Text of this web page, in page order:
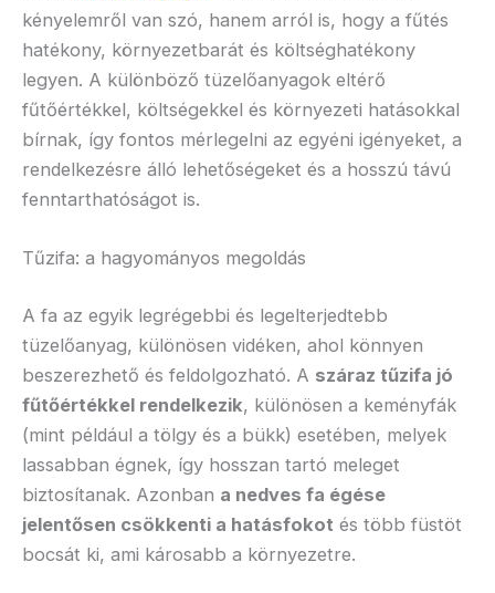
kényelemről van szó, hanem arról is, hogy a fűtés
hatékony, környezetbarát és költséghatékony
legyen. A különböző tüzelőanyagok eltérő
fűtőértékkel, költségekkel és környezeti hatásokkal
bírnak, így fontos mérlegelni az egyéni igényeket, a
rendelkezésre álló lehetőségeket és a hosszú távú
fenntarthatóságot is.
Tűzifa: a hagyományos megoldás
A fa az egyik legrégebbi és legelterjedtebb
tüzelőanyag, különösen vidéken, ahol könnyen
beszerezhető és feldolgozható. A száraz tűzifa jó
fűtőértékkel rendelkezik, különösen a keményfák
(mint például a tölgy és a bükk) esetében, melyek
lassabban égnek, így hosszan tartó meleget
biztosítanak. Azonban a nedves fa égése
jelentősen csökkenti a hatásfokot és több füstöt
bocsát ki, ami károsabb a környezetre.